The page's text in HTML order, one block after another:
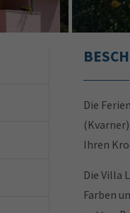
Die
Ihren
Die Villa
Farben